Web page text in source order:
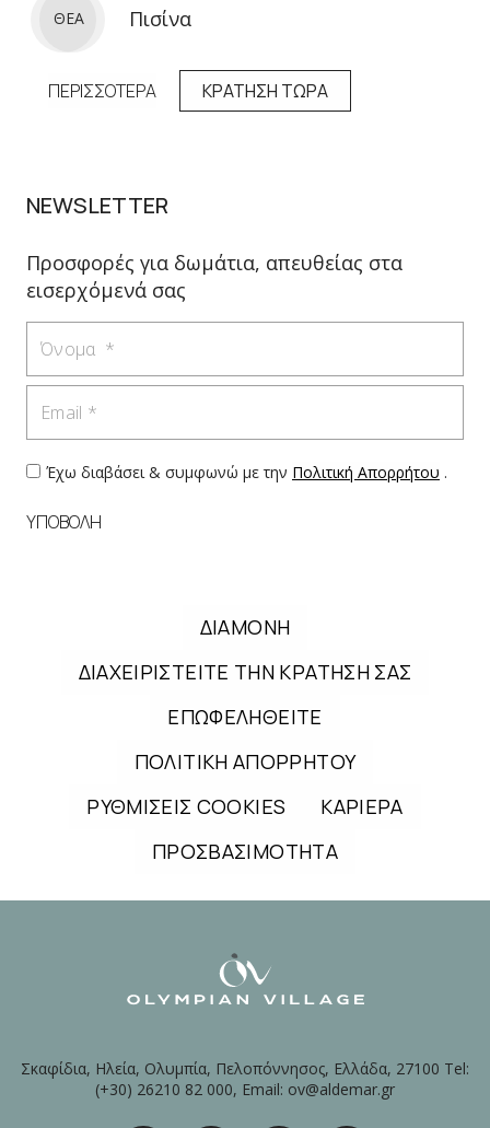
ΘΕΑ Πισίνα
ΠΕΡΙΣΣΟΤΕΡΑ ΚΡΑΤΗΣΗ ΤΩΡΑ
NEWSLETTER
Προσφορές για δωμάτια, απευθείας στα
εισερχόμενά σας
Έχω διαβάσει & συμφωνώ με την Πολιτική Απορρήτου .
ΥΠΟΒΟΛΗ
ΔΙΑΜΟΝΗ
ΔΙΑΧΕΙΡΙΣΤΕΙΤΕ ΤΗΝ ΚΡΑΤΗΣΗ ΣΑΣ
ΕΠΩΦΕΛΗΘΕΙΤΕ
ΠΟΛΙΤΙΚΗ ΑΠΟΡΡΗΤΟΥ
ΡΥΘΜΙΣΕΙΣ COOKIES
ΚΑΡΙΕΡΑ
ΠΡΟΣΒΑΣΙΜΟΤΗΤΑ
Σκαφίδια, Ηλεία, Ολυμπία, Πελοπόννησος, Ελλάδα, 27100 Tel:
(+30) 26210 82 000, Email: ov@aldemar.gr